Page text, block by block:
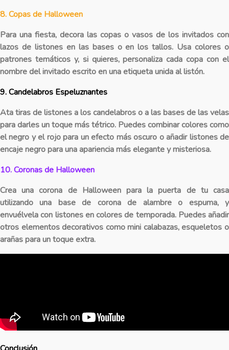
8. Copas de Halloween
Para una fiesta, decora las copas o vasos de los invitados con
lazos de listones en las bases o en los tallos. Usa colores o
patrones temáticos y, si quieres, personaliza cada copa con el
nombre del invitado escrito en una etiqueta unida al listón.
9. Candelabros Espeluznantes
Ata tiras de listones a los candelabros o a las bases de las velas
para darles un toque más tétrico. Puedes combinar colores como
el negro y el rojo para un efecto más oscuro o añadir listones de
encaje negro para una apariencia más elegante y misteriosa.
10. Coronas de Halloween
Crea una corona de Halloween para la puerta de tu casa
utilizando una base de corona de alambre o espuma, y
envuélvela con listones en colores de temporada. Puedes añadir
otros elementos decorativos como mini calabazas, esqueletos o
arañas para un toque extra.